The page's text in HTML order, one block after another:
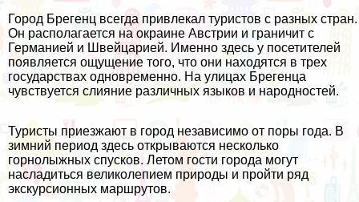
Город Брегенц всегда привлекал туристов с разных стран.
Он располагается на окраине Австрии и граничит с
Германией и Швейцарией. Именно здесь у посетителей
появляется ощущение того, что они находятся в трех
государствах одновременно. На улицах Брегенца
чувствуется слияние различных языков и народностей.
Туристы приезжают в город независимо от поры года. В
зимний период здесь открываются несколько
горнолыжных спусков. Летом гости города могут
насладиться великолепием природы и пройти ряд
экскурсионных маршрутов.